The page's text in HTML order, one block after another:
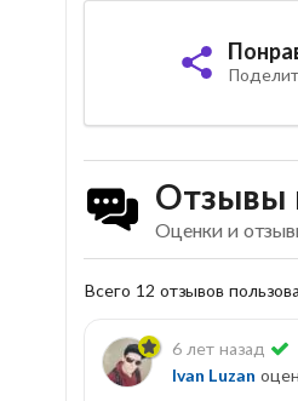
Отзывы
Оценки и
Всего 12 отзывов
6 лет назад
Ivan Luzan